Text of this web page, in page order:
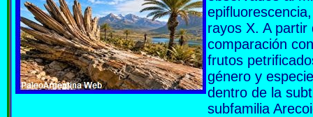
rayos X. A
comparación
frutos
género y
dentro de la
subfamilia